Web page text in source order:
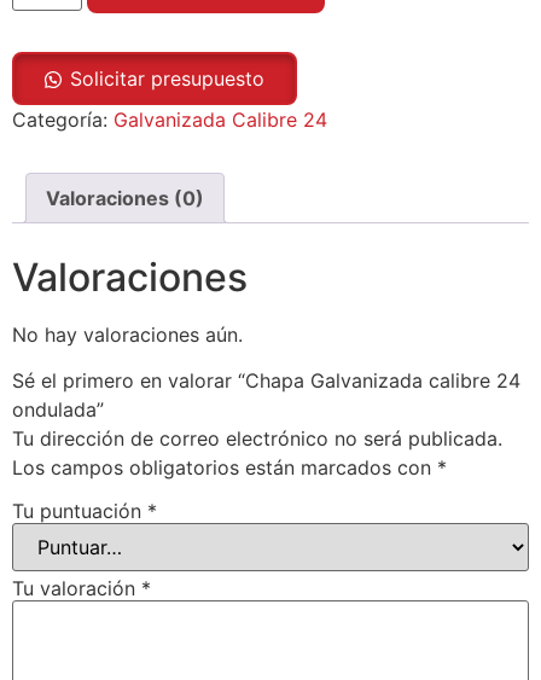
Solicitar presupuesto
Categoría: Galvanizada Calibre 24
Valoraciones (0)
Valoraciones
No hay valoraciones aún.
Sé el primero en valorar “Chapa Galvanizada calibre 24
ondulada”
Tu dirección de correo electrónico no será publicada.
Los campos obligatorios están marcados con *
Tu puntuación *
Tu valoración *